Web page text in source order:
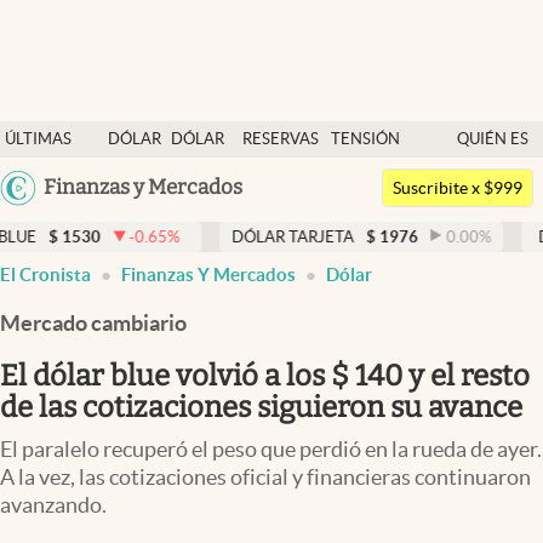
ÚLTIMAS
NOTICIAS
DÓLAR
DÓLAR
RESERVAS
TENSIÓN
GEOPOLÍTICA
QUIÉN ES
QUIÉN
Argentina
Uruguay
Finanzas y Mercados
Dólar
Members
Economía y Política
Finanzas y Mercados
Mercados Online
Negocios
Columnistas
Otras secciones
Apertura
Suscribite x $999
-0.65% DÓLAR TARJETA $ 1976 0.00% DÓLAR MEP $
El Cronista Finanzas Y Mercados Dólar
Mercado cambiario
El dólar blue volvió a los $ 140 y el resto
de las cotizaciones siguieron su avance
El paralelo recuperó el peso que perdió en la rueda de ayer.
A la vez, las cotizaciones oficial y financieras continuaron
avanzando.